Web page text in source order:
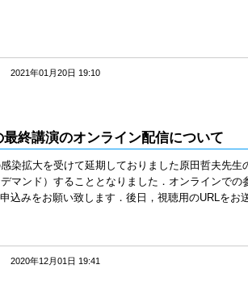
2021年01月20日 19:10
終講演のオンライン配信について
染拡大を受けて延期しておりました原田哲夫先生
デマンド）することとなりました．オンラインで
込みをお願い致します．後日，視聴用のURLを
2020年12月01日 19:41